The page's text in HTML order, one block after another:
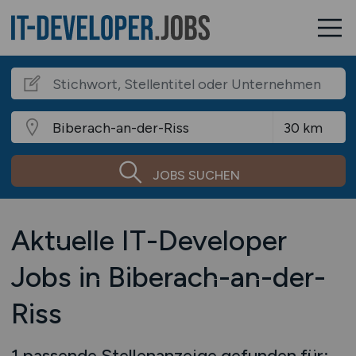
JOBS SUCHEN
Aktuelle IT-Developer
Jobs in Biberach-an-der-
Riss